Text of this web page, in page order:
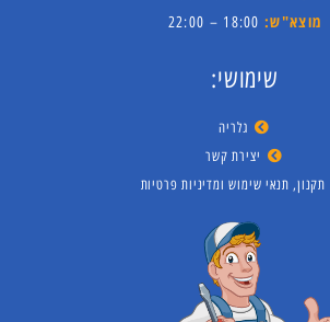
מוצא"ש:18:00 – 22:00
שימושי:
גלריה
יצירת קשר
תקנון, תנאי שימוש ומדיניות פרטיות